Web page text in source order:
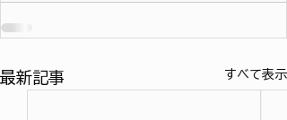
最新記事 すべて表示